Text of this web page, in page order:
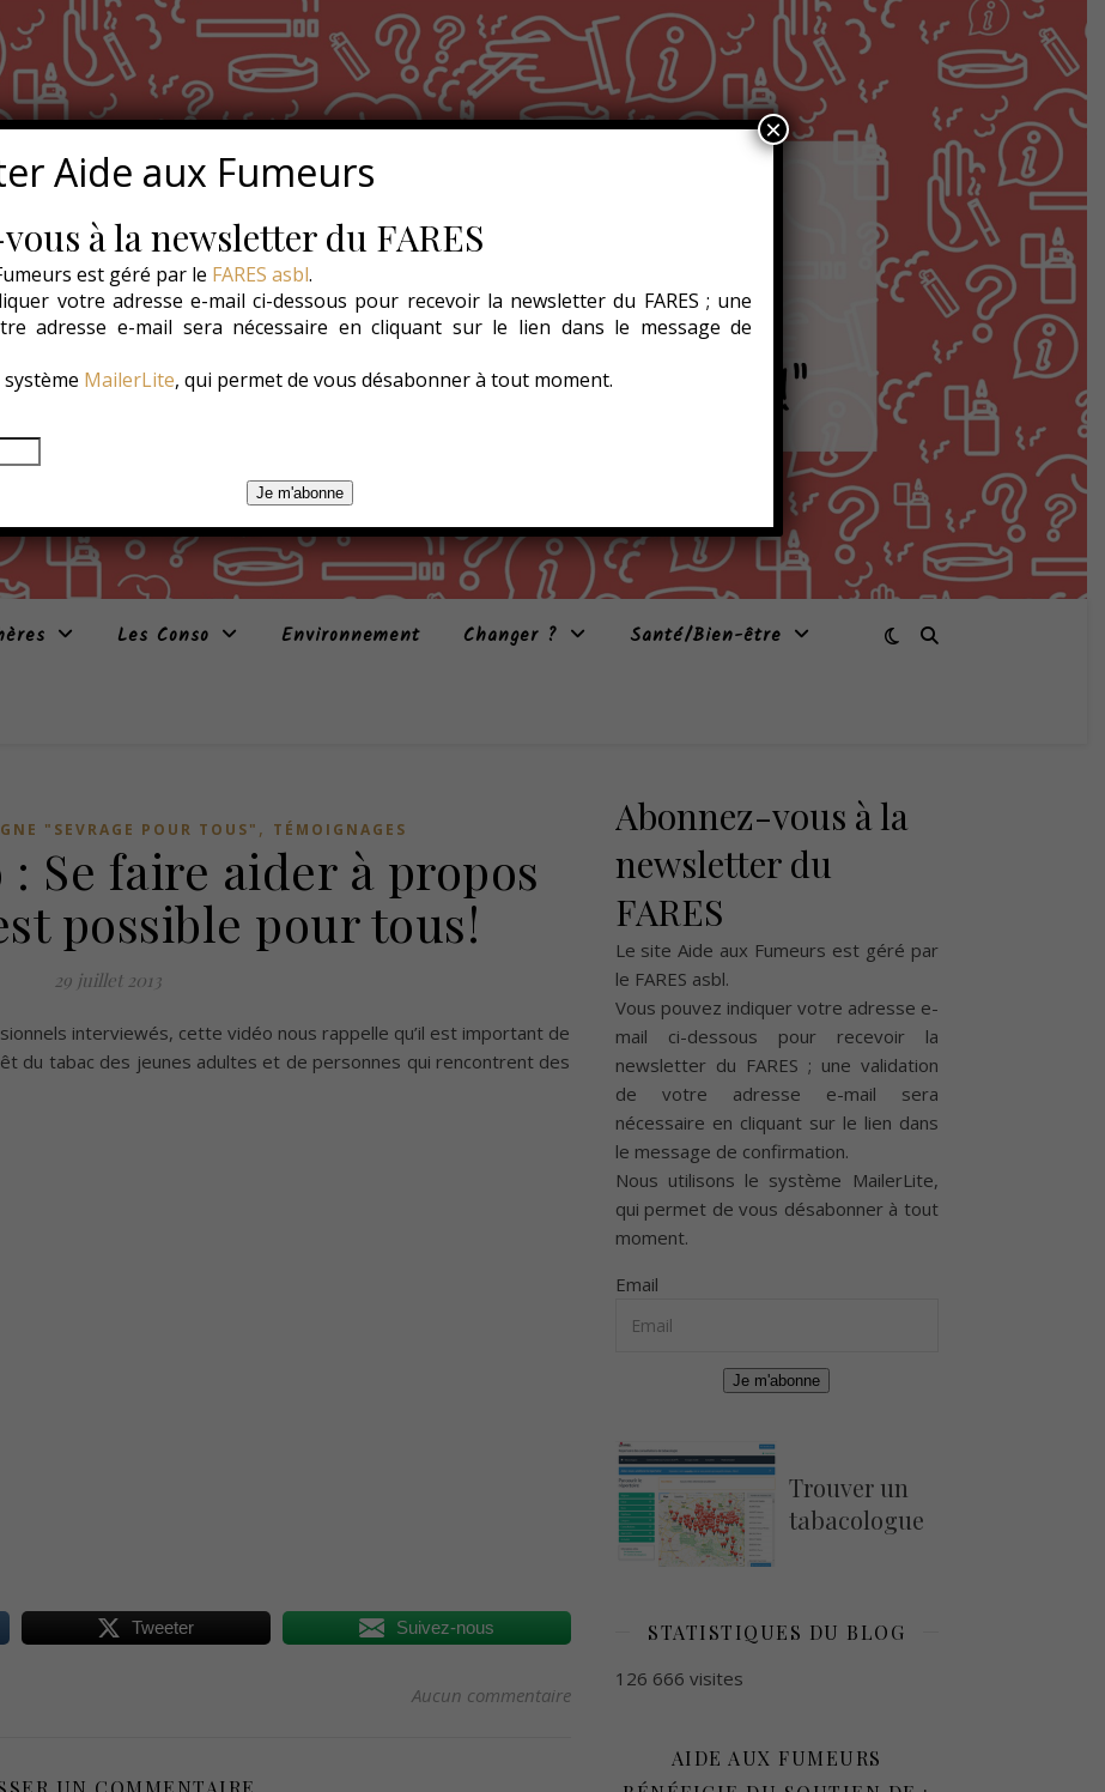
Les Conso Environnement Changer ? Santé/Bien-être
"SEVRAGE POUR TOUS" , TÉMOIGNAGES
Se faire aider à propos
possible pour tous!
29 juillet 2013
interviewés, cette vidéo nous rappelle qu’il est important de
du tabac des jeunes adultes et de personnes qui rencontrent des
Tweeter Suivez-nous
Aucun commentaire
Abonnez-vous à la
newsletter du
FARES
Le site Aide aux Fumeurs est géré par
le FARES asbl.
Vous pouvez indiquer votre adresse e-
mail ci-dessous pour recevoir la
newsletter du FARES ; une validation
de votre adresse e-mail sera
nécessaire en cliquant sur le lien dans
le message de confirmation.
Nous utilisons le système MailerLite,
qui permet de vous désabonner à tout
moment.
Email
Je m'abonne
Trouver un
tabacologue
STATISTIQUES DU BLOG
126 666 visites
AIDE AUX FUMEURS
Aide aux Fumeurs
à la newsletter du FARES
est géré par le FARES asbl.
votre adresse e-mail ci-dessous pour recevoir la newsletter du FARES ; une
adresse e-mail sera nécessaire en cliquant sur le lien dans le message de
MailerLite, qui permet de vous désabonner à tout moment.
Je m'abonne
×